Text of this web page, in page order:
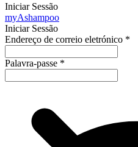
Iniciar Sessão
myAshampoo
Iniciar Sessão
Endereço de correio eletrónico *
Palavra-passe *